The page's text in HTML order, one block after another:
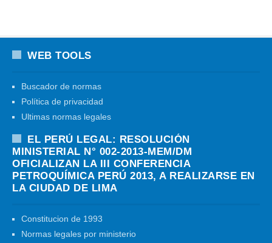
WEB TOOLS
Buscador de normas
Política de privacidad
Ultimas normas legales
EL PERÚ LEGAL: RESOLUCIÓN
MINISTERIAL N° 002-2013-MEM/DM
OFICIALIZAN LA III CONFERENCIA
PETROQUÍMICA PERÚ 2013, A REALIZARSE EN
LA CIUDAD DE LIMA
Constitucion de 1993
Normas legales por ministerio